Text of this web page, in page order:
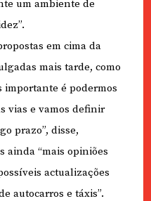
um ambiente de
em cima da
mais tarde, como
importante é podermos
vias e vamos definir
prazo”, disse,
ainda “mais opiniões
actualizações
autocarros e táxis”.